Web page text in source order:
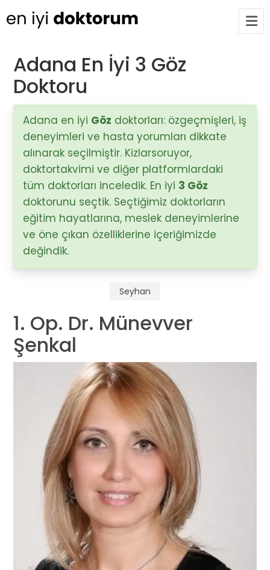
Op. Dr. Ayşecan Enmutlu
Adana / Seyhan
Doç. Dr. Songül Alemdaroğlu
Adana / Seyhan
Tüm doktorları göster
Adana En İyi 3 Göz
Doktoru
Adana en iyi Göz doktorları: özgeçmişleri, iş
deneyimleri ve hasta yorumları dikkate
alınarak seçilmiştir. Kizlarsoruyor,
doktortakvimi ve diğer platformlardaki
tüm doktorları inceledik. En iyi 3 Göz
doktorunu seçtik. Seçtiğimiz doktorların
eğitim hayatlarına, meslek deneyimlerine
ve öne çıkan özelliklerine içeriğimizde
değindik.
Seyhan
1. Op. Dr. Münevver
Şenkal